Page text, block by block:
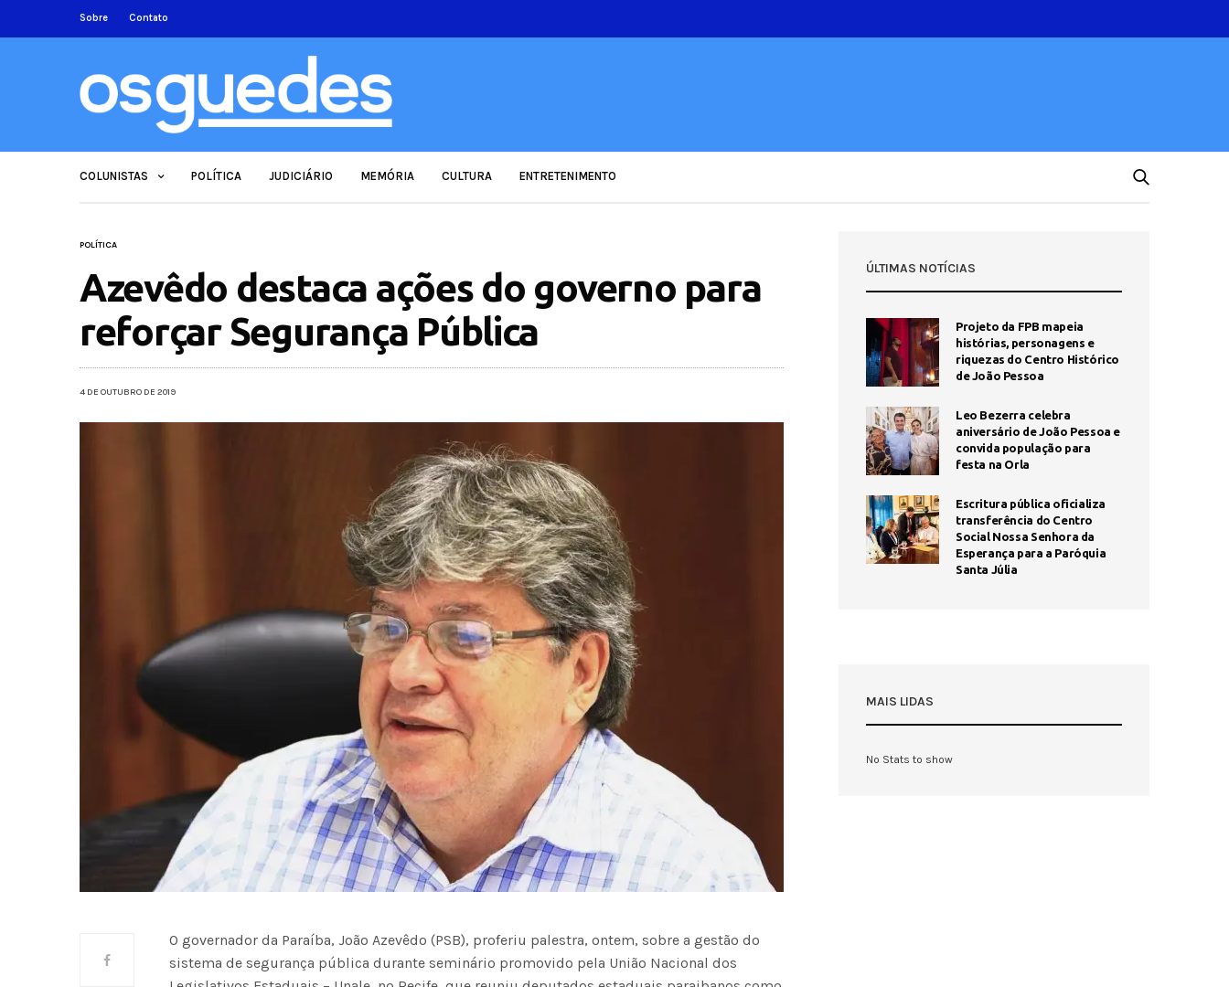
Sobre Contato
COLUNISTAS POLÍTICA JUDICIÁRIO MEMÓRIA CULTURA ENTRETENIMENTO
POLÍTICA
Azevêdo destaca ações do governo para
reforçar Segurança Pública
4 DE OUTUBRO DE 2019
O governador da Paraíba, João Azevêdo (PSB), proferiu palestra, ontem, sobre a gestão do
sistema de segurança pública durante seminário promovido pela União Nacional dos
ÚLTIMAS NOTÍCIAS
Projeto da FPB mapeia
histórias, personagens e
riquezas do Centro Histórico
de João Pessoa
Leo Bezerra celebra
aniversário de João Pessoa e
convida população para
festa na Orla
Escritura pública oficializa
transferência do Centro
Social Nossa Senhora da
Esperança para a Paróquia
Santa Júlia
MAIS LIDAS
No Stats to show